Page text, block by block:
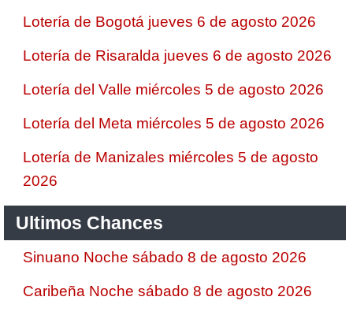
Lotería de Bogotá jueves 6 de agosto 2026
Lotería de Risaralda jueves 6 de agosto 2026
Lotería del Valle miércoles 5 de agosto 2026
Lotería del Meta miércoles 5 de agosto 2026
Lotería de Manizales miércoles 5 de agosto
2026
Ultimos Chances
Sinuano Noche sábado 8 de agosto 2026
Caribeña Noche sábado 8 de agosto 2026